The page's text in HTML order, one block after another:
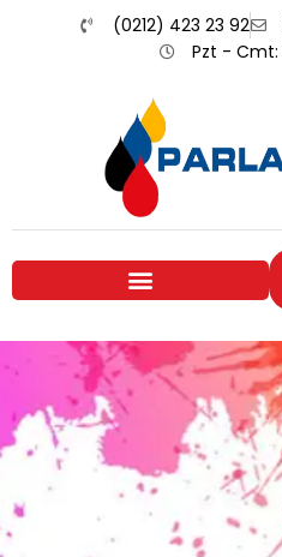
(0212) 423 23 92
Pzt - Cmt: